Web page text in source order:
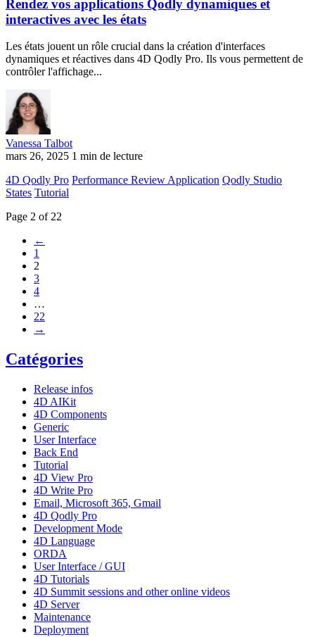
Rendez vos applications Qodly dynamiques et
interactives avec les états
Les états jouent un rôle crucial dans la création d'interfaces
dynamiques et réactives dans 4D Qodly Pro. Ils vous permettent de
contrôler l'affichage...
Vanessa Talbot
mars 26, 2025 1 min de lecture
4D Qodly Pro Performance Review Application Qodly Studio
States Tutorial
Page 2 of 22
←
1
2
3
4
…
22
→
Catégories
Release infos
4D AIKit
4D Components
Generic
User Interface
Back End
Tutorial
4D View Pro
4D Write Pro
Email, Microsoft 365, Gmail
4D Qodly Pro
Development Mode
4D Language
ORDA
User Interface / GUI
4D Tutorials
4D Summit sessions and other online videos
4D Server
Maintenance
Deployment